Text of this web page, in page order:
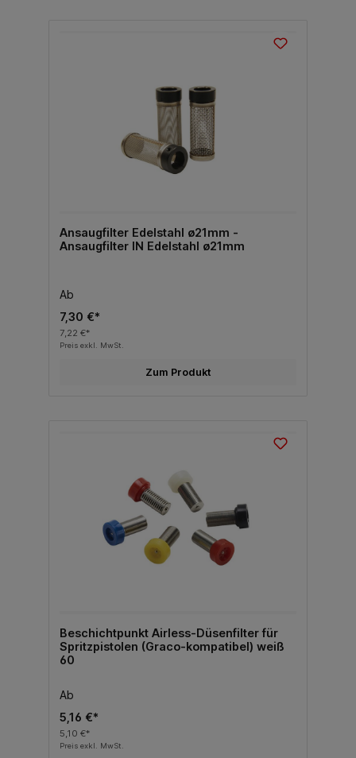
Ansaugfilter Edelstahl ø21mm -
Ansaugfilter IN Edelstahl ø21mm
Ab
7,30 €*
7,22 €*
Preis exkl. MwSt.
Zum Produkt
Beschichtpunkt Airless-Düsenfilter für
Spritzpistolen (Graco-kompatibel) weiß
60
Ab
5,16 €*
5,10 €*
Preis exkl. MwSt.